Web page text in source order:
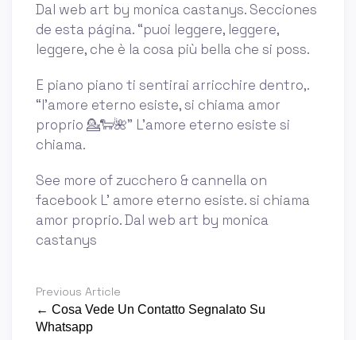
Dal web art by monica castanys. Secciones
de esta página. “puoi leggere, leggere,
leggere, che è la cosa più bella che si poss.
E piano piano ti sentirai arricchire dentro,.
“l'amore eterno esiste, si chiama amor
proprio 💁🐑🌺” L'amore eterno esiste si
chiama.
See more of zucchero & cannella on
facebook L’ amore eterno esiste. si chiama
amor proprio. Dal web art by monica
castanys
Previous Article
← Cosa Vede Un Contatto Segnalato Su
Whatsapp